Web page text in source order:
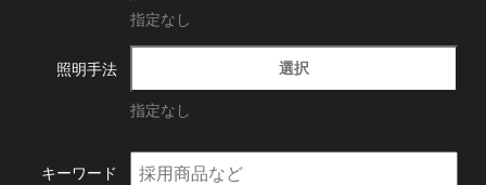
指定なし
照明手法 選択
指定なし
キーワード